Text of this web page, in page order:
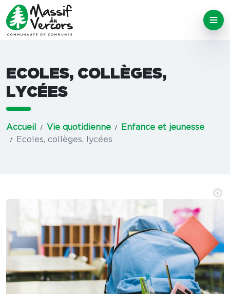
ECOLES, COLLÈGES,
LYCÉES
Accueil Vie quotidienne
Enfance et jeunesse
Ecoles, collèges, lycées